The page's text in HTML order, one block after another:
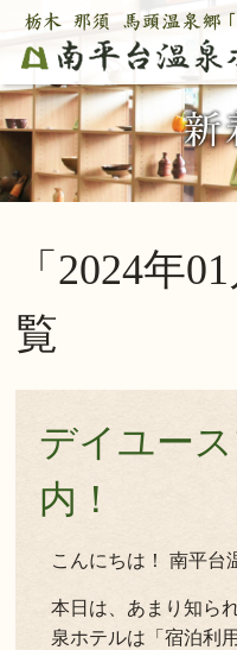
温泉
客室
交通アクセス
当館の過ごし方
「2024年
覧
デイユー
内！
こんにちは！ 南平台
本日は、あまり知ら
泉ホテルは「宿泊利
ご予